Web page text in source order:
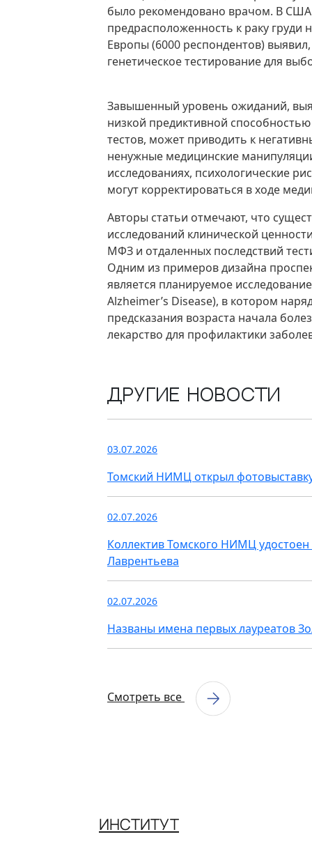
было рекомендовано врачом. В США
предрасположенность к раку груди
Европы (6000 респондентов)
генетическое тестирование для
Завышенный уровень ожиданий,
низкой предиктивной
тестов, может приводить к
ненужные медицинские
исследованиях, психологические
могут корректироваться в ходе
Авторы статьи отмечают, что
исследований клинической
МФЗ и отдаленных последствий
Одним из примеров дизайна
является планируемое
Alzheimer’s Disease), в котором
предсказания возраста начала
лекарство для профилактики
Другие новости
03.07.2026
Томский НИМЦ открыл
02.07.2026
Коллектив Томского НИМЦ
Лаврентьева
02.07.2026
Названы имена первых лауреатов
Смотреть все
ИНСТИТУТ